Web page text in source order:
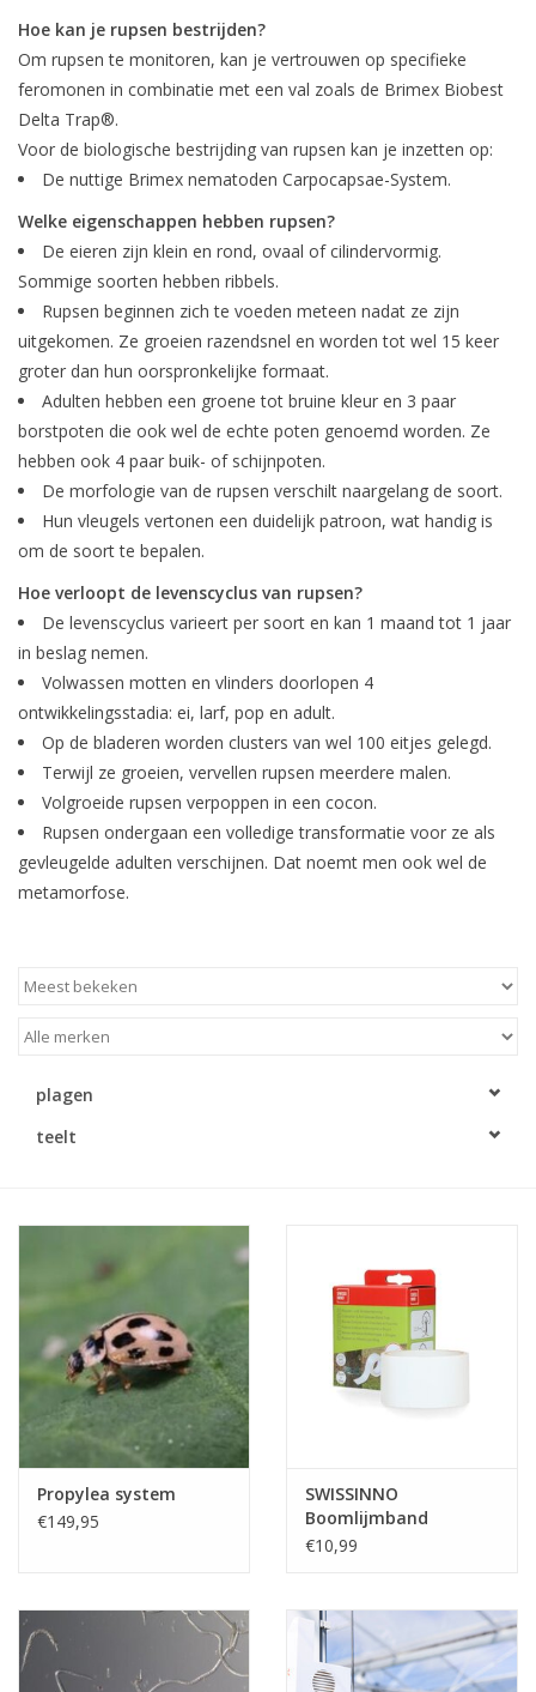
Blog
Merken
Hoe kan je rupsen bestrijden?
Om rupsen te monitoren, kan je vertrouwen op specifieke
feromonen in combinatie met een val zoals de Brimex Biobest
Delta Trap®.
Voor de biologische bestrijding van rupsen kan je inzetten op:
De nuttige Brimex nematoden Carpocapsae-System.
Welke eigenschappen hebben rupsen?
De eieren zijn klein en rond, ovaal of cilindervormig.
Sommige soorten hebben ribbels.
Rupsen beginnen zich te voeden meteen nadat ze zijn
uitgekomen. Ze groeien razendsnel en worden tot wel 15 keer
groter dan hun oorspronkelijke formaat.
Adulten hebben een groene tot bruine kleur en 3 paar
borstpoten die ook wel de echte poten genoemd worden. Ze
hebben ook 4 paar buik- of schijnpoten.
De morfologie van de rupsen verschilt naargelang de soort.
Hun vleugels vertonen een duidelijk patroon, wat handig is
om de soort te bepalen.
Hoe verloopt de levenscyclus van rupsen?
De levenscyclus varieert per soort en kan 1 maand tot 1 jaar
in beslag nemen.
Volwassen motten en vlinders doorlopen 4
ontwikkelingsstadia: ei, larf, pop en adult.
Op de bladeren worden clusters van wel 100 eitjes gelegd.
Terwijl ze groeien, vervellen rupsen meerdere malen.
Volgroeide rupsen verpoppen in een cocon.
Rupsen ondergaan een volledige transformatie voor ze als
gevleugelde adulten verschijnen. Dat noemt men ook wel de
metamorfose.
plagen
teelt
Propylea system
€149,95
SWISSINNO
Boomlijmband
€10,99